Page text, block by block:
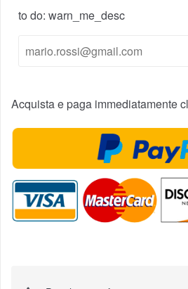
to do: warn_me_desc
Acquista e paga immediatamente